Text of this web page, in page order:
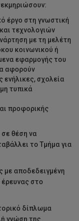
έργο στη γνωστική
τεχνολογιών
με τη μελέτη
κοινωνικού ή
εφαρμογής του
αφορούν
σχολεία
τυπικά
προφορικής
σε θέση να
το Τμήμα για
με αποδεδειγμένη
έρευνας στο
δίπλωμα
γνώση της